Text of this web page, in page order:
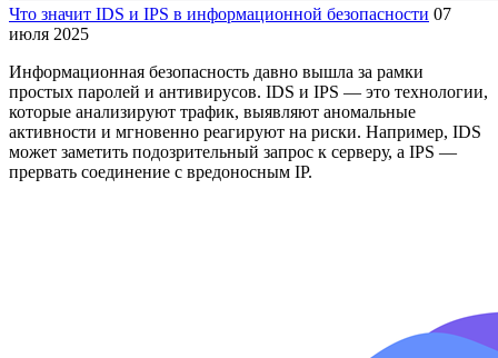
Что значит IDS и IPS в информационной безопасности 07
июля 2025
Информационная безопасность давно вышла за рамки
простых паролей и антивирусов. IDS и IPS — это технологии,
которые анализируют трафик, выявляют аномальные
активности и мгновенно реагируют на риски. Например, IDS
может заметить подозрительный запрос к серверу, а IPS —
прервать соединение с вредоносным IP.